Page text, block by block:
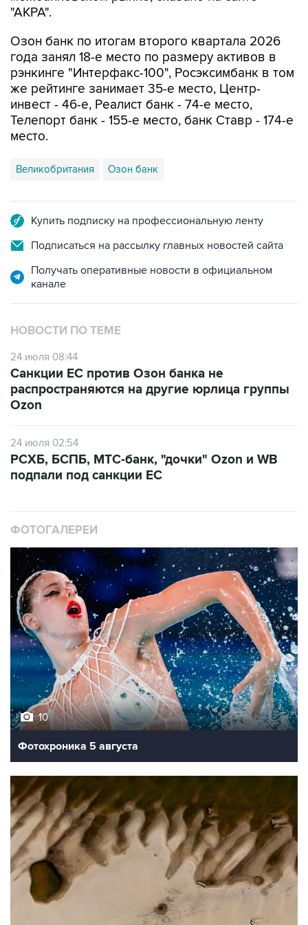
Озон банк по итогам второго квартала 2026
рэнкинге "Интерфакс-100", Росэксимбанк в том
же рейтинге занимает 35-е место, Центр-
инвест - 46-е, Реалист банк - 74-е место,
Телепорт банк - 155-е место, банк Ставр - 174-е
место.
Великобритания
Подписаться на рассылку главных новостей сайта
Получать оперативные новости в официальном
НОВОСТИ ПО ТЕМЕ
24 июля 08:44
распространяются на другие юрлица группы
Ozon
подпали под санкции ЕС
10
Фотохроника 5 августа